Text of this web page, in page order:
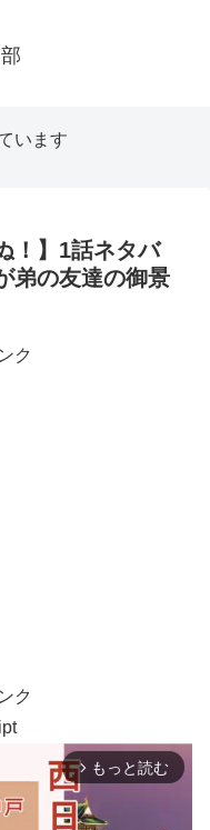
います
！】1話ネタバ
弟の友達の御景
ク
ク
arrow_forward_ios もっと読む